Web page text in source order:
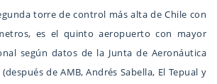
torre de control más alta de Chile con
es el quinto aeropuerto con mayor
según datos de la Junta de Aeronáutica
(después de AMB, Andrés Sabella, El Tepual y